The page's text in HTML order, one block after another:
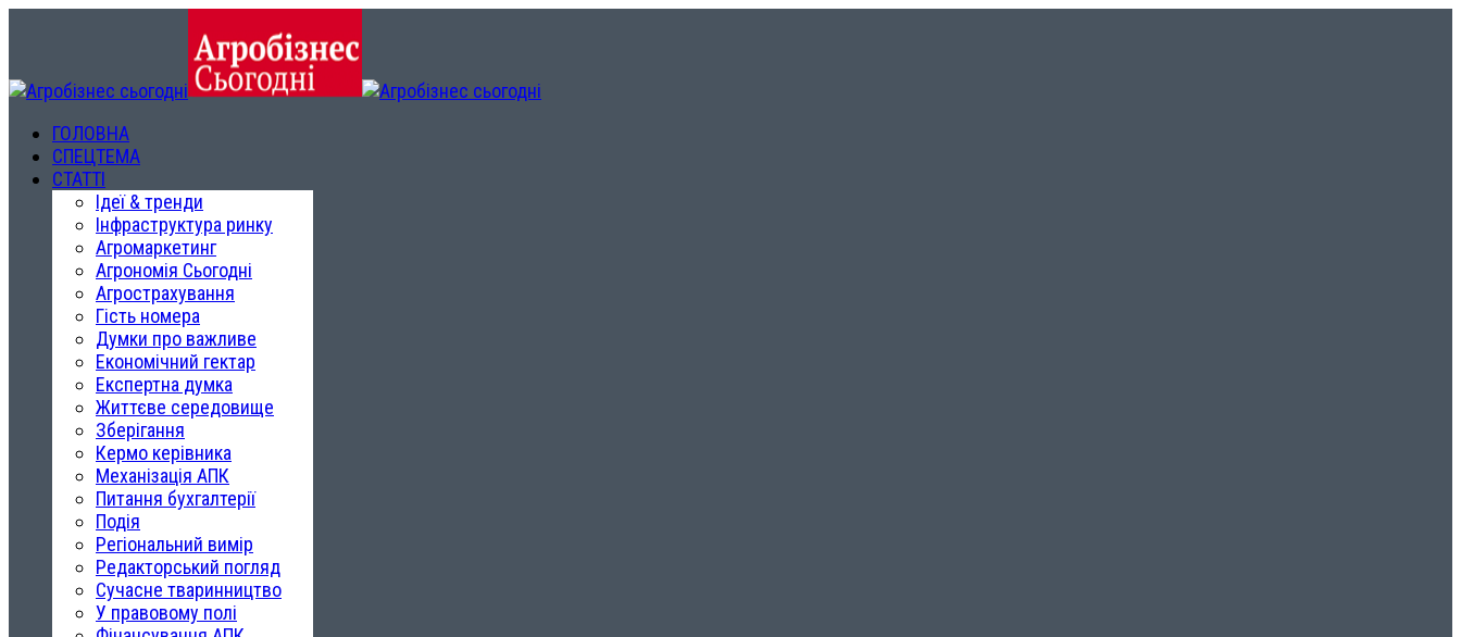
ГОЛОВНА
СПЕЦТЕМА
СТАТТІ
Ідеї & тренди
Інфраструктура ринку
Агромаркетинг
Агрономія Сьогодні
Агрострахування
Гість номера
Думки про важливе
Економічний гектар
Експертна думка
Життєве середовище
Зберігання
Кермо керівника
Механізація АПК
Питання бухгалтерії
Подія
Регіональний вимір
Редакторський погляд
Сучасне тваринництво
У правовому полі